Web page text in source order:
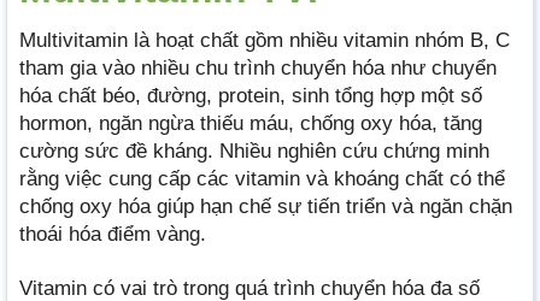
Multivitamin là hoạt chất gồm nhiều vitamin nhóm B, C
tham gia vào nhiều chu trình chuyển hóa như chuyển
hóa chất béo, đường, protein, sinh tổng hợp một số
hormon, ngăn ngừa thiếu máu, chống oxy hóa, tăng
cường sức đề kháng. Nhiều nghiên cứu chứng minh
rằng việc cung cấp các vitamin và khoáng chất có thể
chống oxy hóa giúp hạn chế sự tiến triển và ngăn chặn
thoái hóa điểm vàng.
Vitamin có vai trò trong quá trình chuyển hóa đa số